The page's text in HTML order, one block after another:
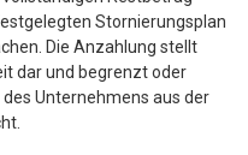
Stornierungsplan
Die Anzahlung stellt
dar und begrenzt oder
Unternehmens aus der